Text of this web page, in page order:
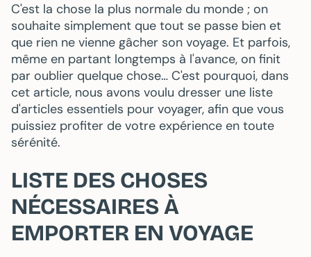
C'est la chose la plus normale du monde ; on
souhaite simplement que tout se passe bien et
que rien ne vienne gâcher son voyage. Et parfois,
même en partant longtemps à l'avance, on finit
par oublier quelque chose… C'est pourquoi, dans
cet article, nous avons voulu dresser une liste
d'articles essentiels pour voyager, afin que vous
puissiez profiter de votre expérience en toute
sérénité.
LISTE DES CHOSES
NÉCESSAIRES À
EMPORTER EN VOYAGE